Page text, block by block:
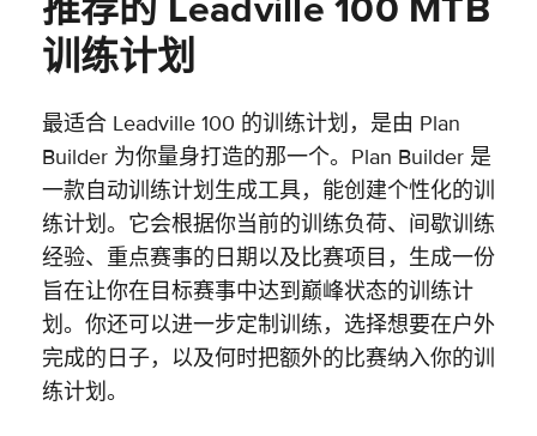
推荐的 Leadville 100 MTB
训练计划
最适合 Leadville 100 的训练计划，是由 Plan
Builder 为你量身打造的那一个。Plan Builder 是
一款自动训练计划生成工具，能创建个性化的训
练计划。它会根据你当前的训练负荷、间歇训练
经验、重点赛事的日期以及比赛项目，生成一份
旨在让你在目标赛事中达到巅峰状态的训练计
划。你还可以进一步定制训练，选择想要在户外
完成的日子，以及何时把额外的比赛纳入你的训
练计划。